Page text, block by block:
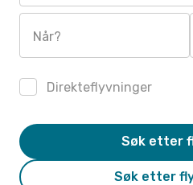
Når?
Direkteflyvninger
Søk etter
Søk etter